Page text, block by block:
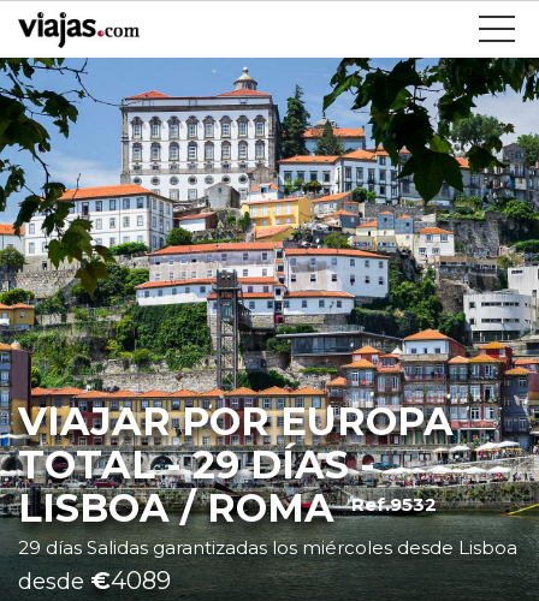
VIAJAR POR EUROPA
TOTAL - 29 DÍAS -
LISBOA / ROMA Ref.9532
29 días Salidas garantizadas los miércoles desde Lisboa
desde€4089